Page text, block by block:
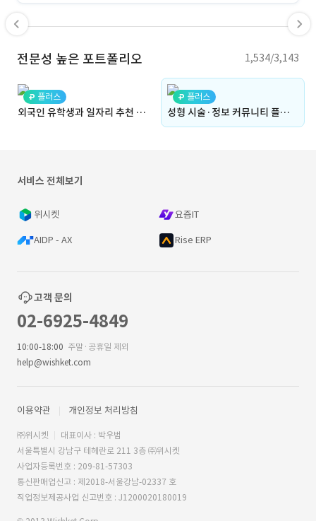
전문성 높은 포트폴리오 1,534/3,143
플러스
외국인 유학생과 일자리 추천 AI HR 시스템(비자, 일자리, 채용, 공고, 대학)
플러스
성형 시술·정보 커뮤니티 플랫폼 (홈페이지·웹사이트, 성형시술, 카테고리·지역 기반 탐색, 커뮤니티, 다국어 처리, 권한 기반 운영, Admin)
서비스 전체보기
위시켓 요즘IT
AIDP - AX Rise ERP
고객 문의
02-6925-4849
10:00-18:00 주말·공휴일 제외
help@wishket.com
이용약관 개인정보 처리방침
㈜위시켓
대표이사 : 박우범
서울특별시 강남구 테헤란로 211 3층 ㈜위시켓
사업자등록번호 : 209-81-57303
통신판매업신고 : 제2018-서울강남-02337 호
직업정보제공사업 신고번호 : J1200020180019